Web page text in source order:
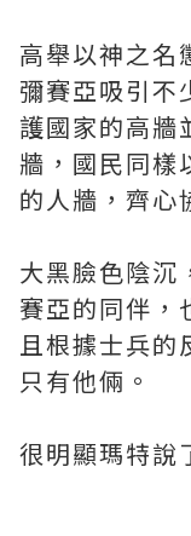
高舉以神之名
彌賽亞吸引不
護國家的高牆
牆，國民同樣
的人牆，齊心
大黑臉色陰沉
賽亞的同伴，
且根據士兵的
只有他倆。
很明顯瑪特說